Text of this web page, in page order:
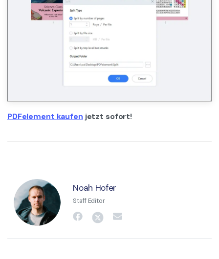
PDFelement kaufen jetzt sofort!
Noah Hofer
Staff Editor